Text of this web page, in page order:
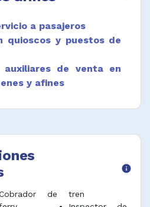
a pasajeros
quioscos y puestos de
auxiliares de venta en
y afines
info
de
tren